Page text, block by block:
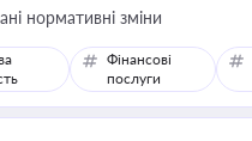
нормативні зміни
Фінансові
послуги